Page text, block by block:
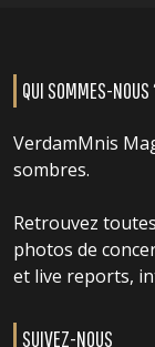
QUI SOMMES-NOUS
VerdamMnis
sombres.
Retrouvez
photos de
et live reports,
SUIVEZ-NOUS